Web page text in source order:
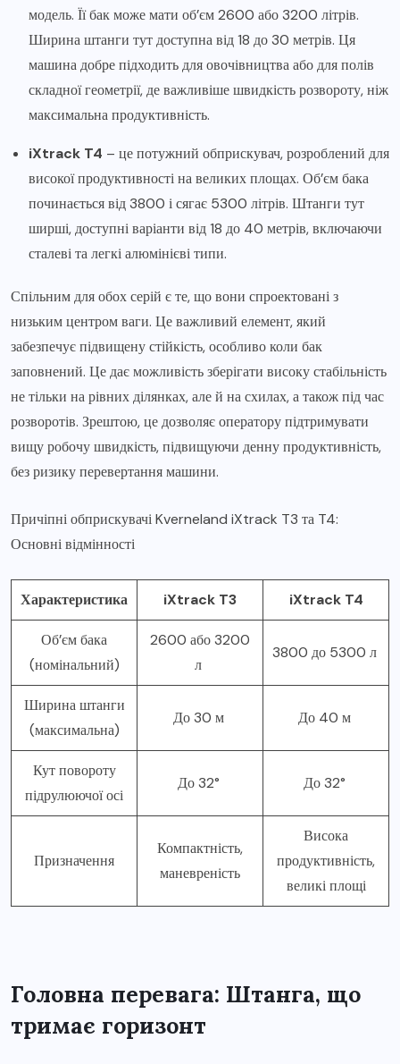
модель. Її бак може мати об’єм 2600 або 3200 літрів.
Ширина штанги тут доступна від 18 до 30 метрів. Ця
машина добре підходить для овочівництва або для полів
складної геометрії, де важливіше швидкість розвороту, ніж
максимальна продуктивність.
iXtrack T4 – це потужний обприскувач, розроблений для
високої продуктивності на великих площах. Об’єм бака
починається від 3800 і сягає 5300 літрів. Штанги тут
ширші, доступні варіанти від 18 до 40 метрів, включаючи
сталеві та легкі алюмінієві типи.
Спільним для обох серій є те, що вони спроектовані з
низьким центром ваги. Це важливий елемент, який
забезпечує підвищену стійкість, особливо коли бак
заповнений. Це дає можливість зберігати високу стабільність
не тільки на рівних ділянках, але й на схилах, а також під час
розворотів. Зрештою, це дозволяє оператору підтримувати
вищу робочу швидкість, підвищуючи денну продуктивність,
без ризику перевертання машини.
Причіпні обприскувачі Kverneland iXtrack T3 та T4:
Основні відмінності
Характеристика iXtrack T3 iXtrack T4
Об’єм бака
(номінальний)
2600 або 3200
л
3800 до 5300 л
Ширина штанги
(максимальна)
До 30 м До 40 м
Кут повороту
підрулюючої осі
До 32° До 32°
Призначення
Компактність,
маневреність
Висока
продуктивність,
великі площі
Головна перевага: Штанга, що
тримає горизонт